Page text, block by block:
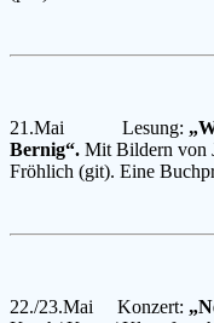
21.Mai Lesung:
Bernig“. Mit Bildern von
Fröhlich (git). Eine
22./23.Mai Konzert: